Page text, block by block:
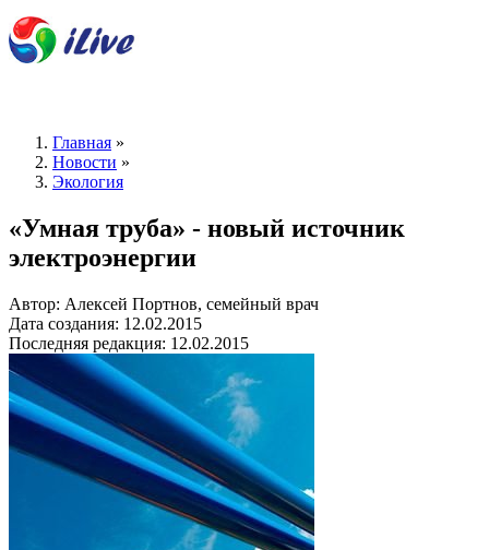
Главная »
Новости »
Экология
«Умная труба» - новый источник
электроэнергии
Автор: Алексей Портнов, семейный врач
Дата создания: 12.02.2015
Последняя редакция: 12.02.2015